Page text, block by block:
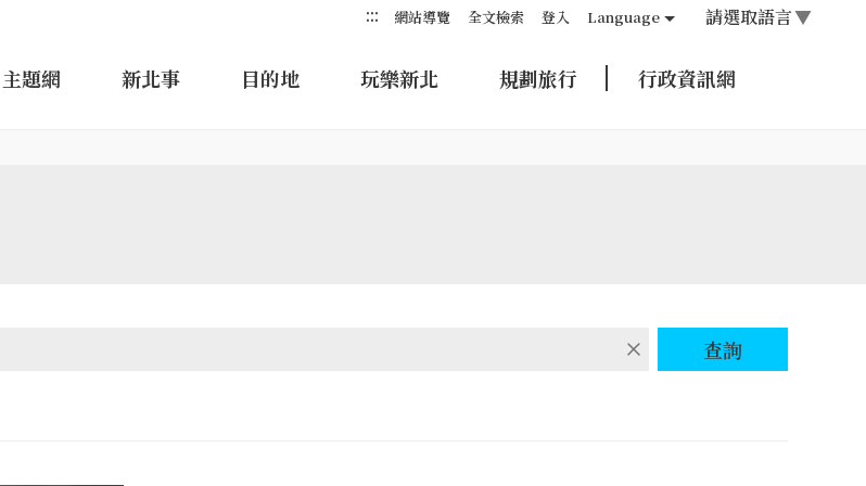
::: 網站導覽 全文檢索 登入 Language 請選取語言▼
主題網 新北事 目的地 玩樂新北 規劃旅行 行政資訊網
查詢